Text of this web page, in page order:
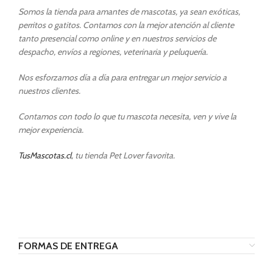
Somos la tienda para amantes de mascotas, ya sean exóticas,
perritos o gatitos. Contamos con la mejor atención al cliente
tanto presencial como online y en nuestros servicios de
despacho, envíos a regiones, veterinaria y peluquería.
Nos esforzamos día a día para entregar un mejor servicio a
nuestros clientes.
Contamos con todo lo que tu mascota necesita, ven y vive la
mejor experiencia.
TusMascotas.cl, tu tienda Pet Lover favorita.
FORMAS DE ENTREGA